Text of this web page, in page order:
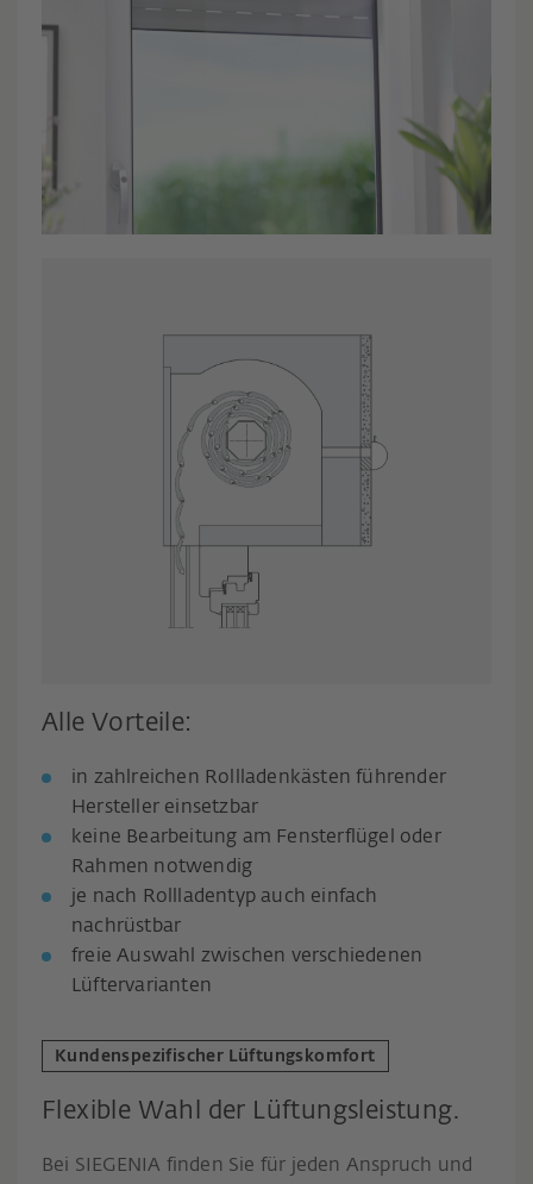
Alle Vorteile:
in zahlreichen Rollladenkästen führender
Hersteller einsetzbar
keine Bearbeitung am Fensterflügel oder
Rahmen notwendig
je nach Rollladentyp auch einfach
nachrüstbar
freie Auswahl zwischen verschiedenen
Lüftervarianten
Kundenspezifischer Lüftungskomfort
Flexible Wahl der Lüftungsleistung.
Bei SIEGENIA finden Sie für jeden Anspruch und